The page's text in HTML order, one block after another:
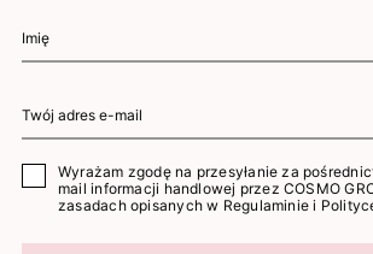
Wyrażam zgodę na przesyłanie za
mail informacji handlowej przez COSMO
zasadach opisanych w Regulaminie i